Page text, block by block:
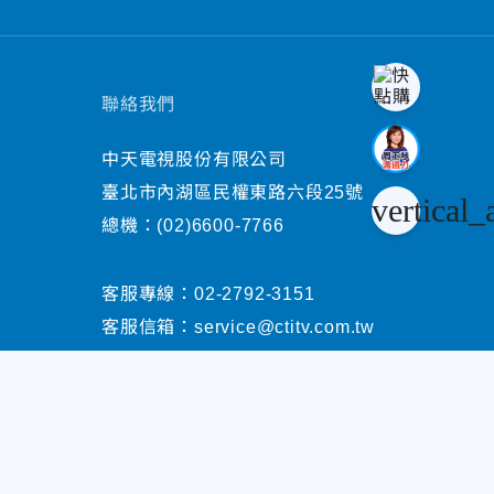
聯絡我們
中天電視股份有限公司
臺北市內湖區民權東路六段25號
總機： (02)6600-7766
客服專線： 02-2792-3151
客服信箱： service@ctitv.com.tw